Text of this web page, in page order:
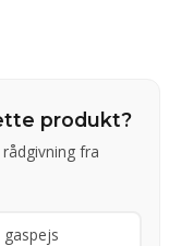
produkt?
fra
gaspejs